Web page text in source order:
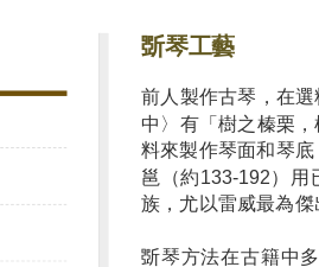
斲琴工藝
前人製作古琴，在
中〉有「樹之榛栗
料來製作琴面和琴
邕（約133-192）用
族，尤以雷威最為傑
斲琴方法在古籍中